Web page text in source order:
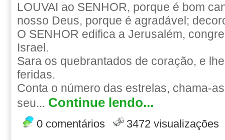
LOUVAI ao SENHOR, porque é bom
nosso Deus, porque é agradável;
O SENHOR edifica a Jerusalém,
Israel.
Sara os quebrantados de coração, e
feridas.
Conta o número das estrelas, chama-
seu... Continue lendo...
0 comentários 3472 visualizações